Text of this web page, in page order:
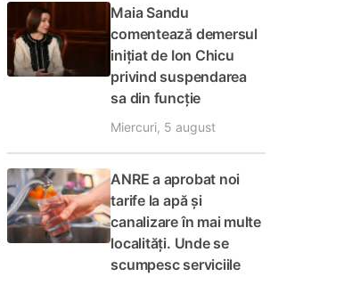
Maia Sandu
comentează demersul
inițiat de Ion Chicu
privind suspendarea
sa din funcție
Miercuri, 5 august
ANRE a aprobat noi
tarife la apă și
canalizare în mai multe
localități. Unde se
scumpesc serviciile